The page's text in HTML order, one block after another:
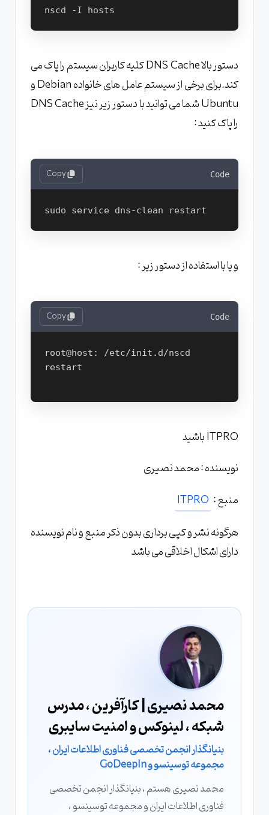
دستور بالا DNS Cache کلیه کاربران سیستم را پاک می
کند.برای برخی از سیستم عامل های خانواده Debian و
Ubuntu شما می توانید با دستور زیر نیز DNS Cache
را پاک کنید :
Code
Copy
و یا با استفاده از دستور زیر :
Code
Copy
root@host: /etc/init.d/nscd
restart
ITPRO باشید
نویسنده : محمد نصیری
منبع : ITPRO
هرگونه نشر و کپی برداری بدون ذکر منبع و نام نویسنده
دارای اشکال اخلاقی می باشد
محمد نصیری | کارآفرین ، مدرس
شبکه ، لینوکس و امنیت سایبری
بنیانگذار انجمن تخصصی فناوری اطلاعات ایران ،
مجموعه توسینسو و GoDeepIn
محمد نصیری هستم ، بنیانگذار انجمن تخصصی
فناوری اطلاعات ایران و مجموعه توسینسو ،